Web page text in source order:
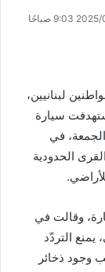
جديد لوقف إطلاق النار استشهد 5 مواطنين لبنانيين،
استهدفت سيارة
في
الحدودية
وقالت في
يمنع التردّد
وجود ذخائر